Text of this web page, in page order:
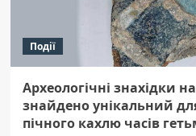
Події
Археологічні знахідки
знайдено унікальний
пічного кахлю часів